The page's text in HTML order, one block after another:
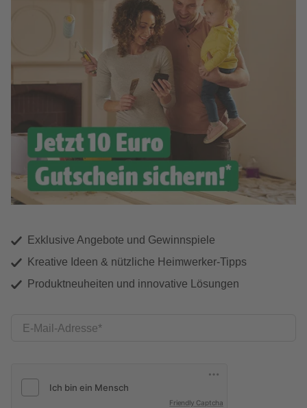
Exklusive Angebote und Gewinnspiele
Kreative Ideen & nützliche Heimwerker-Tipps
Produktneuheiten und innovative Lösungen
E-Mail-Adresse
Friendly Captcha